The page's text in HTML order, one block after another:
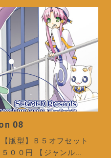
08
版型】Ｂ５オフセット
００円 【ジャンル...